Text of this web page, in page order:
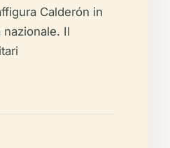
Calderón in
Il